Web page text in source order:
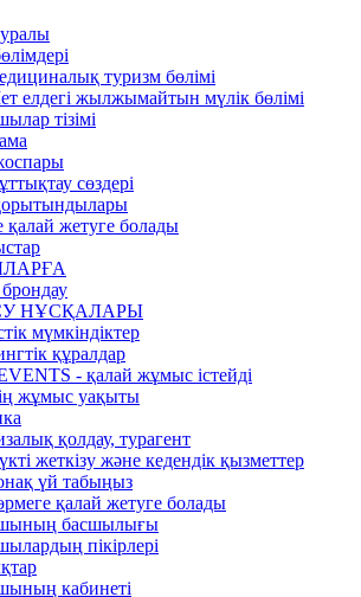
туризм бөлімі
елдегі жылжымайтын мүлік бөлімі
тізімі
сөздері
қалай жетуге болады
НҰСҚАЛАРЫ
мүмкіндіктер
құралдар
- қалай жұмыс істейді
жұмыс уақыты
қолдау, турагент
жеткізу және кедендік қызметтер
үй табыңыз
қалай жетуге болады
басшылығы
пікірлері
кабинеті